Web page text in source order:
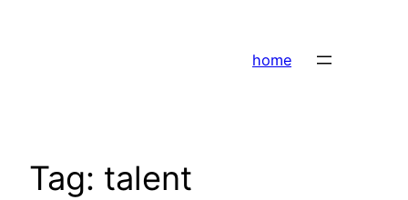
home
Tag: talent